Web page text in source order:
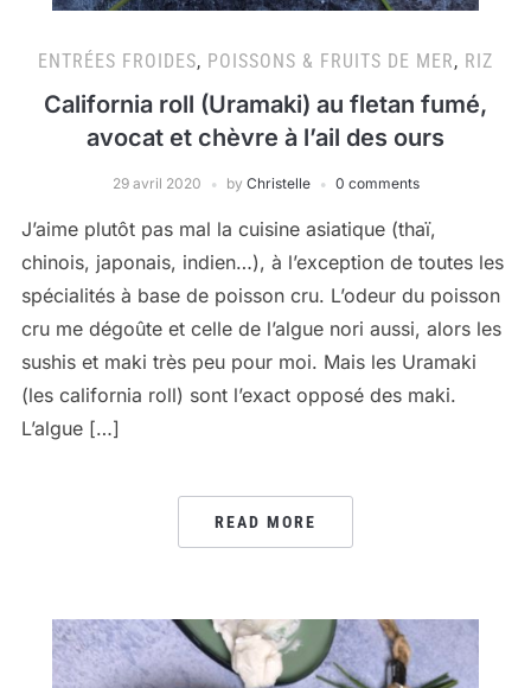
ENTRÉES FROIDES, POISSONS & FRUITS DE MER, RIZ
California roll (Uramaki) au fletan fumé,
avocat et chèvre à l’ail des ours
29 avril 2020 by Christelle 0 comments
J’aime plutôt pas mal la cuisine asiatique (thaï,
chinois, japonais, indien…), à l’exception de toutes les
spécialités à base de poisson cru. L’odeur du poisson
cru me dégoûte et celle de l’algue nori aussi, alors les
sushis et maki très peu pour moi. Mais les Uramaki
(les california roll) sont l’exact opposé des maki.
L’algue […]
READ MORE